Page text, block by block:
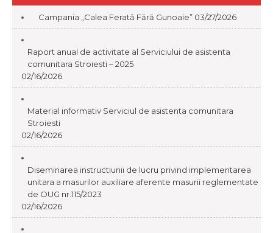
Campania „Calea Ferată Fără Gunoaie” 03/27/2026
Raport anual de activitate al Serviciului de asistenta
comunitara Stroiesti – 2025
02/16/2026
Material informativ Serviciul de asistenta comunitara
Stroiesti
02/16/2026
Diseminarea instructiunii de lucru privind implementarea
unitara a masurilor auxiliare aferente masurii reglementate
de OUG nr.115/2023
02/16/2026